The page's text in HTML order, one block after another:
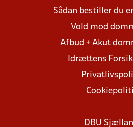
Sådan bestiller du
Vold mod
Afbud + Akut
Idrættens
DBU